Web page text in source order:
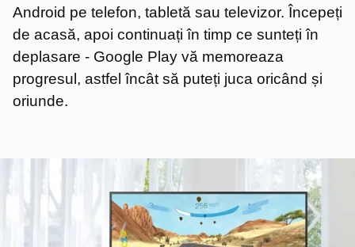
Android pe telefon, tabletă sau televizor. Începeți
de acasă, apoi continuați în timp ce sunteți în
deplasare - Google Play vă memoreaza
progresul, astfel încât să puteți juca oricând și
oriunde.